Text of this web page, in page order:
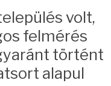
volt,
felmérés
történt
alapul